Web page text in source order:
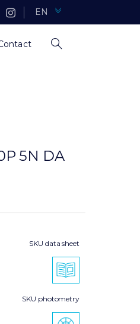
EN
5N DA
SKU data sheet
SKU photometry